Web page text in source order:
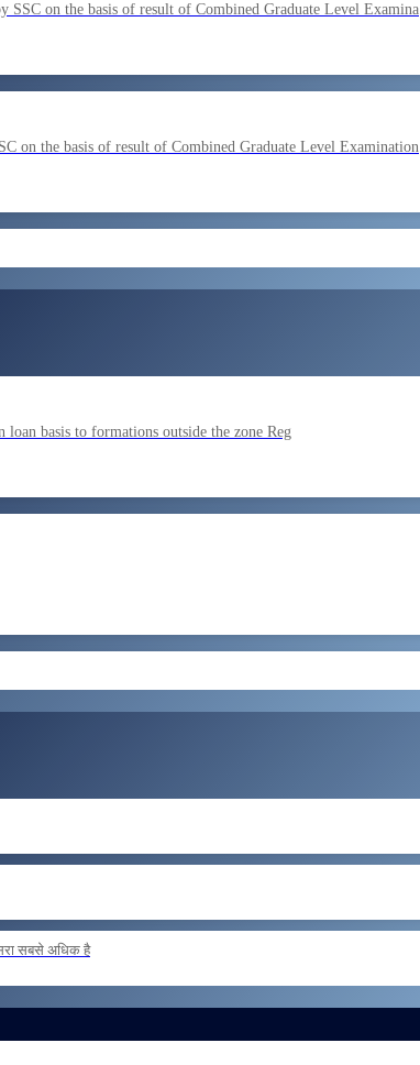
on the basis of result of Combined Graduate Level Examina
on the basis of result of Combined Graduate Level Examination
by SSC on the basis of result of CombIned Graduate Level E
on U hRM the basis of result of Combined Graduate Level E
basis to formations outside the zone Reg
POSTING OF INSPECTORS REG
सबसे अधिक है